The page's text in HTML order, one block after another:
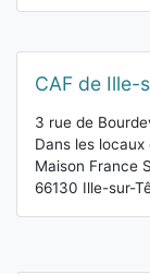
CAF de Ille-
3 rue de
Dans les locaux
Maison France
66130 Ille-sur-